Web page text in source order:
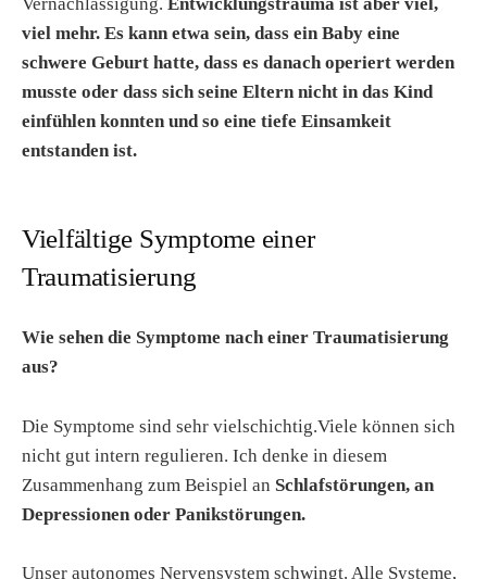
viel mehr. Es kann etwa sein, dass ein Baby eine
schwere Geburt hatte, dass es danach operiert werden
musste oder dass sich seine Eltern nicht in das Kind
einfühlen konnten und so eine tiefe Einsamkeit
entstanden ist.
Vielfältige Symptome einer
Traumatisierung
Wie sehen die Symptome nach einer Traumatisierung
aus?
Die Symptome sind sehr vielschichtig.Viele können sich
nicht gut intern regulieren. Ich denke in diesem
Zusammenhang zum Beispiel an Schlafstörungen, an
Depressionen oder Panikstörungen.
Unser autonomes Nervensystem schwingt. Alle Systeme,